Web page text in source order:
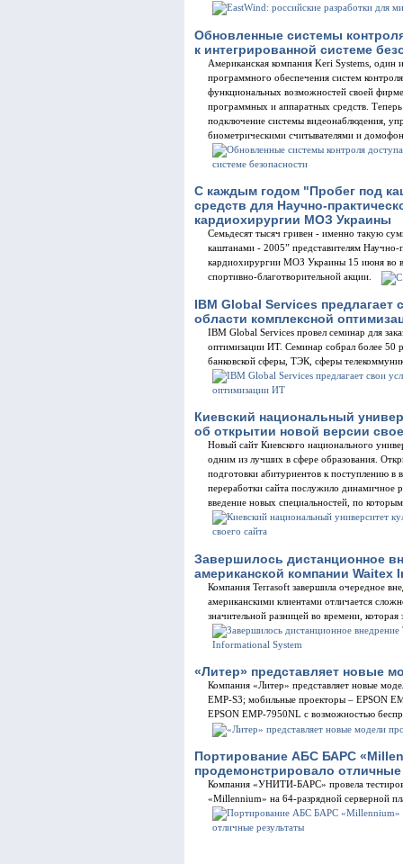
Обновленные системы
к интегрированной системе
Американская компания Keri Systems, один
программного обеспечения систем
функциональных возможностей своей
программных и аппаратных средств.
подключение системы видеонаблюдения,
биометрическими считывателями и
С каждым годом "Пробег под
средств для Научно-
кардиохирургии МОЗ Украины
Семьдесят тысяч гривен - именно такую
каштанами - 2005” представителям Научно-
кардиохирургии МОЗ Украины 15 июня во
спортивно-благотворительной акции.
IBM Global Services
области комплексной
IBM Global Services провел семинар для
оптимизации ИТ. Семинар собрал более 50
банковской сферы, ТЭК, сферы
Киевский национальный
об открытии новой версии
Новый сайт Киевского национального
одним из лучших в сфере образования.
подготовки абитуриентов к поступлению
переработки сайта послужило динамичное
введение новых специальностей, по
Завершилось дистанционное
американской компании Waitex
Компания Terrasoft завершила очередное
американскими клиентами отличается
значительной разницей во времени,
«Литер» представляет новые
Компания «Литер» представляет новые
EMP-S3; мобильные проекторы – EPSON
EPSON ЕМР-7950NL с возможностью
Портирование АБС БАРС
продемонстрировало отличные
Компания «УНИТИ-БАРС» провела
«Millennium» на 64-разрядной серверной